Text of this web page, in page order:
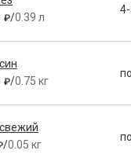
₽/0.39 л
4-
₽/0.75 кг
/0.05 кг